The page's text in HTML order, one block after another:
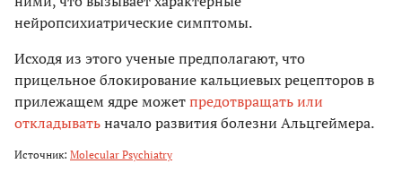
нейропсихиатрические симптомы.
Исходя из этого ученые предполагают, что
прицельное блокирование кальциевых рецепторов в
прилежащем ядре можетпредотвращать или
откладыватьначало развития болезни Альцгеймера.
Источник: Molecular Psychiatry